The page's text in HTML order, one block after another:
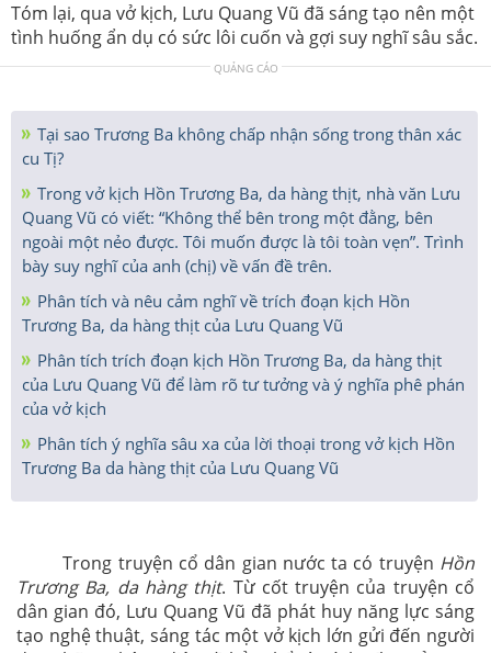
Tóm lại, qua vở kịch, Lưu Quang Vũ đã sáng tạo nên một
tình huống ẩn dụ có sức lôi cuốn và gợi suy nghĩ sâu sắc.
QUẢNG CÁO
Tại sao Trương Ba không chấp nhận sống trong thân xác
cu Tị?
Trong vở kịch Hồn Trương Ba, da hàng thịt, nhà văn Lưu
Quang Vũ có viết: “Không thể bên trong một đằng, bên
ngoài một nẻo được. Tôi muốn được là tôi toàn vẹn”. Trình
bày suy nghĩ của anh (chị) về vấn đề trên.
Phân tích và nêu cảm nghĩ về trích đoạn kịch Hồn
Trương Ba, da hàng thịt của Lưu Quang Vũ
Phân tích trích đoạn kịch Hồn Trương Ba, da hàng thịt
của Lưu Quang Vũ để làm rõ tư tưởng và ý nghĩa phê phán
của vở kịch
Phân tích ý nghĩa sâu xa của lời thoại trong vở kịch Hồn
Trương Ba da hàng thịt của Lưu Quang Vũ
Trong truyện cổ dân gian nước ta có truyện Hồn
Trương Ba, da hàng thịt. Từ cốt truyện của truyện cổ
dân gian đó, Lưu Quang Vũ đã phát huy năng lực sáng
tạo nghệ thuật, sáng tác một vở kịch lớn gửi đến người